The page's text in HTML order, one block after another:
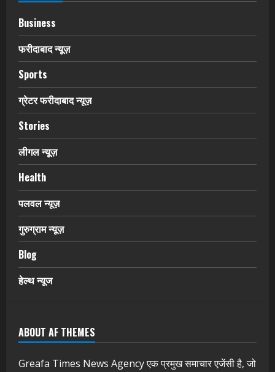
Business
फरीदाबाद न्यूज़
Sports
ग्रेटर फरीदाबाद न्यूज़
Stories
लीगल न्यूज़
Health
पलवल न्यूज़
गुरुग्राम न्यूज़
Blog
हेल्थ न्यूज
ABOUT AF THEMES
Greafa Times News Agency एक प्रमुख समाचार एजेंसी है, जो